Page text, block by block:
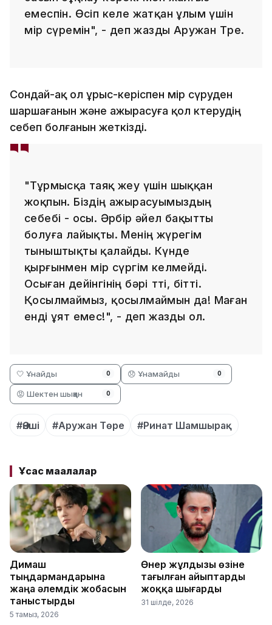
емеспін. Өсіп келе жатқан ұлым үшін
өмір сүремін", - деп жазды Аружан Төре.
Сондай-ақ ол ұрыс-керіспен өмір сүруден
шаршағанын және ажырасуға қол көтерудің
себеп болғанын жеткізді.
"Тұрмысқа таяқ жеу үшін шыққан
жоқпын. Біздің ажырасуымыздың
себебі - осы. Әрбір әйел бақытты
болуға лайықты. Менің жүрегім
тыныштықты қалайды. Күнде
қырғынмен өмір сүргім келмейді.
Осыған дейінгінің бәрі өтті, бітті.
Қосылмаймыз, қосылмаймын да! Маған
енді ұят емес!", - деп жазды ол.
🤍 Ұнайды 0 😞 Ұнамайды 0
😡 Шектен шыққан 0
#Әнші #Аружан Төре #Ринат Шамшырақ
Ұқсас мақалалар
Димаш
тыңдармандарына
жаңа әлемдік жобасын
таныстырды
5 тамыз, 2026
Өнер жұлдызы өзіне
тағылған айыптарды
жоққа шығарды
31 шілде, 2026